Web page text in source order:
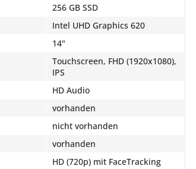
256 GB SSD
Intel UHD Graphics 620
14"
Touchscreen, FHD (1920x1080),
IPS
HD Audio
vorhanden
nicht vorhanden
vorhanden
HD (720p) mit FaceTracking